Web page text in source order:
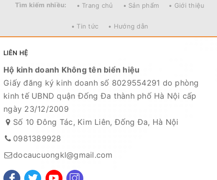
Tìm kiếm nhiều: • Trang chủ • Sản phẩm • Giới thiệu
• Tin tức • Hướng dẫn
LIÊN HỆ
Hộ kinh doanh Không tên biển hiệu
Giấy đăng ký kinh doanh số 8029554291 do phòng
kinh tế UBND quận Đống Đa thành phố Hà Nội cấp
ngày 23/12/2009
Số 10 Đông Tác, Kim Liên, Đống Đa, Hà Nội
0981389928
docaucuongkl@gmail.com